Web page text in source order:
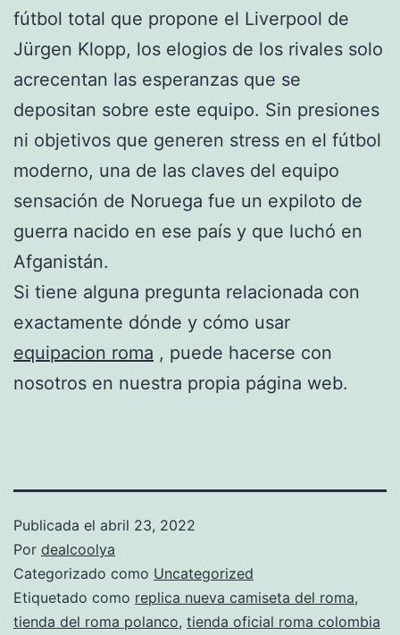
fútbol total que propone el Liverpool de
Jürgen Klopp, los elogios de los rivales solo
acrecentan las esperanzas que se
depositan sobre este equipo. Sin presiones
ni objetivos que generen stress en el fútbol
moderno, una de las claves del equipo
sensación de Noruega fue un expiloto de
guerra nacido en ese país y que luchó en
Afganistán.
Si tiene alguna pregunta relacionada con
exactamente dónde y cómo usar
equipacion roma , puede hacerse con
nosotros en nuestra propia página web.
Publicada el abril 23, 2022
Por dealcoolya
Categorizado como Uncategorized
Etiquetado como replica nueva camiseta del roma,
tienda del roma polanco, tienda oficial roma colombia